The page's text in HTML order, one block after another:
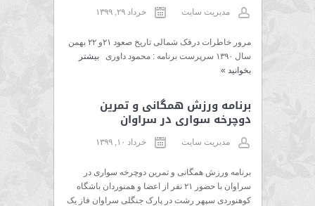
مدیریت سایت خرداد ۲۹, ۱۳۹۹
مرور خاطرات درفک شمالی تاریخ صعود ۲۱و ۲۲ بهمن
سال ۱۳۹۰ سرپرست برنامه : محمود داوری
بیشتر
بخوانید »
برنامه ورزش همگانی و تمرین
دوچرخه سواری در سراوان
مدیریت سایت خرداد ۱۰, ۱۳۹۹
برنامه ورزش همگانی و تمرین دوچرخه سواری در
سراوان با حضور ۲۱ نفر از اعضا و همنوردان باشگاه
کوهنوردی سپهر رشت در پارک جنگلی سراوان فاز یک